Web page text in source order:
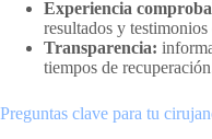
Experiencia
resultados y testimonios
Transparencia:
tiempos de
Preguntas clave para tu